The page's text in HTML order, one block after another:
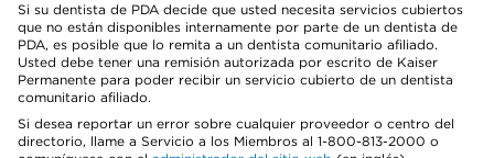
Si su dentista de PDA decide que usted necesita servicios cubiertos
que no están disponibles internamente por parte de un dentista de
PDA, es posible que lo remita a un dentista comunitario afiliado.
Usted debe tener una remisión autorizada por escrito de Kaiser
Permanente para poder recibir un servicio cubierto de un dentista
comunitario afiliado.
Si desea reportar un error sobre cualquier proveedor o centro del
directorio, llame a Servicio a los Miembros al 1-800-813-2000 o